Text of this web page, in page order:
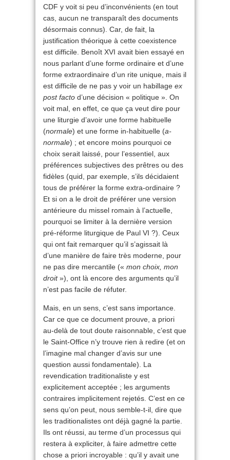
CDF y voit si peu d’inconvénients (en tout
cas, aucun ne transparaît des documents
désormais connus). Car, de fait, la
justification théorique à cette coexistence
est difficile. Benoît XVI avait bien essayé en
nous parlant d’une forme ordinaire et d’une
forme extraordinaire d’un rite unique, mais il
est difficile de ne pas y voir un habillage ex
post facto d’une décision « politique ». On
voit mal, en effet, ce que ça veut dire pour
une liturgie d’avoir une forme habituelle
(normale) et une forme in-habituelle (a-
normale) ; et encore moins pourquoi ce
choix serait laissé, pour l’essentiel, aux
préférences subjectives des prêtres ou des
fidèles (quid, par exemple, s’ils décidaient
tous de préférer la forme extra-ordinaire ?
Et si on a le droit de préférer une version
antérieure du missel romain à l’actuelle,
pourquoi se limiter à la dernière version
pré-réforme liturgique de Paul VI ?). Ceux
qui ont fait remarquer qu’il s’agissait là
d’une manière de faire très moderne, pour
ne pas dire mercantile (« mon choix, mon
droit»), ont là encore des arguments qu’il
n’est pas facile de réfuter.
Mais, en un sens, c’est sans importance.
Car ce que ce document prouve, a priori
au-delà de tout doute raisonnable, c’est que
le Saint-Office n’y trouve rien à redire (et on
l’imagine mal changer d’avis sur une
question aussi fondamentale). La
revendication traditionaliste y est
explicitement acceptée ; les arguments
contraires implicitement rejetés. C’est en ce
sens qu’on peut, nous semble-t-il, dire que
les traditionalistes ont déjà gagné la partie.
Ils ont réussi, au terme d’un processus qui
restera à expliciter, à faire admettre cette
chose a priori incroyable : qu’il y avait une